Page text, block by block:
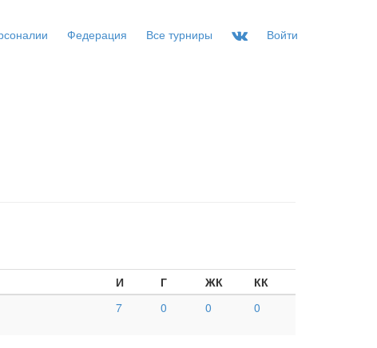
Федерация Все турниры Войти
И Г ЖК
КК
7 0 0 0